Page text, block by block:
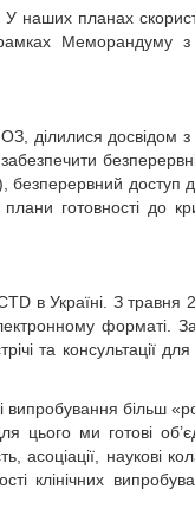
наших планах
Меморандуму з
ділилися досвідом з
безперервний доступ
готовності до
в Україні. З травня
форматі.
та консультації для
випробування більш
цього ми готові
асоціації, наукові
клінічних